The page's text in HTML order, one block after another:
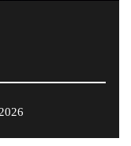
2026